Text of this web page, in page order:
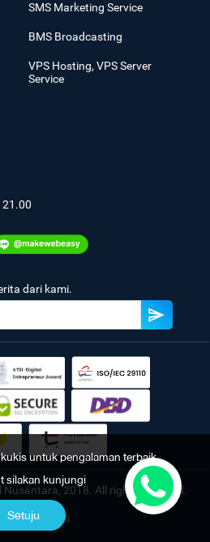
SMS Marketing Service
BMS Broadcasting
VPS Hosting, VPS Server
Service
21.00
dari kami.
2018. All rights reserved.
Pribadi
untuk pengalaman terbaik
silakan kunjungi
Setuju